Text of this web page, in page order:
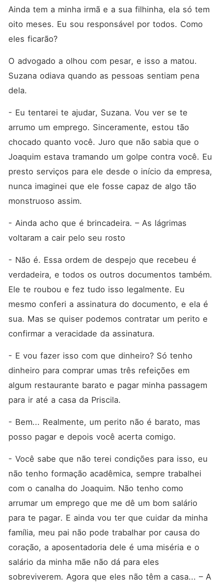
Ainda tem a minha irmã e a sua filhinha, ela só tem
oito meses. Eu sou responsável por todos. Como
eles ficarão?
O advogado a olhou com pesar, e isso a matou.
Suzana odiava quando as pessoas sentiam pena
dela.
- Eu tentarei te ajudar, Suzana. Vou ver se te
arrumo um emprego. Sinceramente, estou tão
chocado quanto você. Juro que não sabia que o
Joaquim estava tramando um golpe contra você. Eu
presto serviços para ele desde o início da empresa,
nunca imaginei que ele fosse capaz de algo tão
monstruoso assim.
- Ainda acho que é brincadeira. – As lágrimas
voltaram a cair pelo seu rosto
- Não é. Essa ordem de despejo que recebeu é
verdadeira, e todos os outros documentos também.
Ele te roubou e fez tudo isso legalmente. Eu
mesmo conferi a assinatura do documento, e ela é
sua. Mas se quiser podemos contratar um perito e
confirmar a veracidade da assinatura.
- E vou fazer isso com que dinheiro? Só tenho
dinheiro para comprar umas três refeições em
algum restaurante barato e pagar minha passagem
para ir até a casa da Priscila.
- Bem... Realmente, um perito não é barato, mas
posso pagar e depois você acerta comigo.
- Você sabe que não terei condições para isso, eu
não tenho formação acadêmica, sempre trabalhei
com o canalha do Joaquim. Não tenho como
arrumar um emprego que me dê um bom salário
para te pagar. E ainda vou ter que cuidar da minha
família, meu pai não pode trabalhar por causa do
coração, a aposentadoria dele é uma miséria e o
salário da minha mãe não dá para eles
sobreviverem. Agora que eles não têm a casa... – A